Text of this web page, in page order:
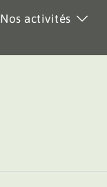
Nos activités